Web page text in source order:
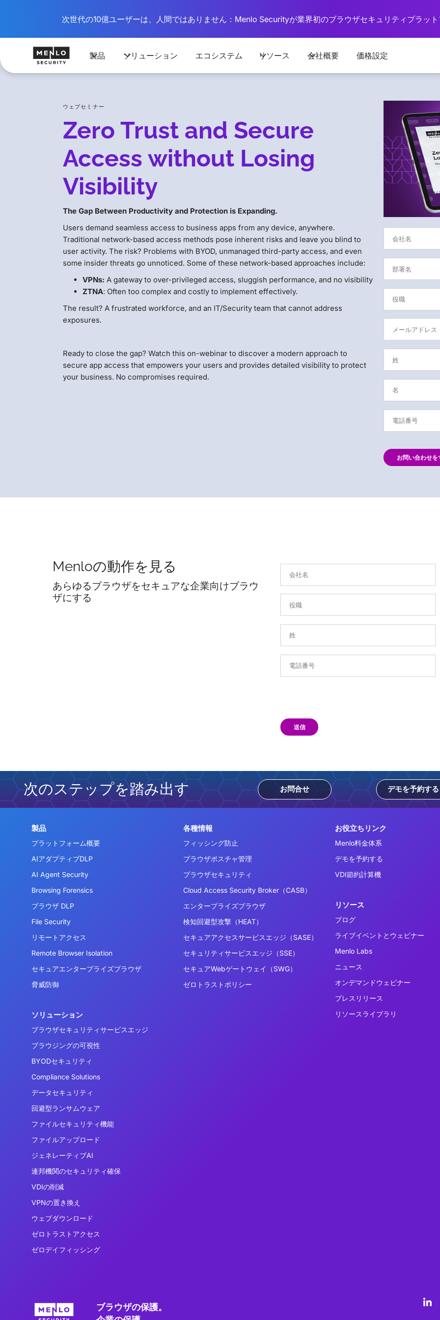
次世代の10億ユーザーは、人間ではありません：Menlo Securityが業界初のブラウザセキュリティプラッ
製品 ソリューション エコシステム リソース 会社概要 価格設定
ウェブセミナー
Zero Trust and Secure
Access without Losing
Visibility
The Gap Between Productivity and Protection is Expanding.
Users demand seamless access to business apps from any device, anywhere.
Traditional network-based access methods pose inherent risks and leave you blind to
user activity. The risk? Problems with BYOD, unmanaged third-party access, and even
some insider threats go unnoticed. Some of these network-based approaches include:
VPNs: A gateway to over-privileged access, sluggish performance, and no visibility
ZTNA: Often too complex and costly to implement effectively.
The result? A frustrated workforce, and an IT/Security team that cannot address
exposures.
Ready to close the gap? Watch this on-webinar to discover a modern approach to
secure app access that empowers your users and provides detailed visibility to protect
your business. No compromises required.
お問い合わせを
Menloの動作を見る
あらゆるブラウザをセキュアな企業向けブラウ
ザにする
送信
次のステップを踏み出す お問合せ デモを予約する
製品
プラットフォーム概要
AIアダプティブDLP
AI Agent Security
Browsing Forensics
ブラウザ DLP
File Security
リモートアクセス
Remote Browser Isolation
セキュアエンタープライズブラウザ
脅威防御
ソリューション
ブラウザセキュリティサービスエッジ
ブラウジングの可視性
BYODセキュリティ
Compliance Solutions
データセキュリティ
回避型ランサムウェア
ファイルセキュリティ機能
ファイルアップロード
ジェネレーティブAI
連邦機関のセキュリティ確保
VDIの削減
VPNの置き換え
ウェブダウンロード
ゼロトラストアクセス
ゼロデイフィッシング
各種情報
フィッシング防止
ブラウザポスチャ管理
ブラウザセキュリティ
Cloud Access Security Broker（CASB）
エンタープライズブラウザ
検知回避型攻撃（HEAT）
セキュアアクセスサービスエッジ（SASE）
セキュリティサービスエッジ（SSE）
セキュアWebゲートウェイ（SWG）
ゼロトラストポリシー
お役立ちリンク
Menlo料金体系
デモを予約する
VDI節約計算機
リソース
ブログ
ライブイベントとウェビナー
Menlo Labs
ニュース
オンデマンドウェビナー
プレスリリース
リソースライブラリ
ブラウザの保護。